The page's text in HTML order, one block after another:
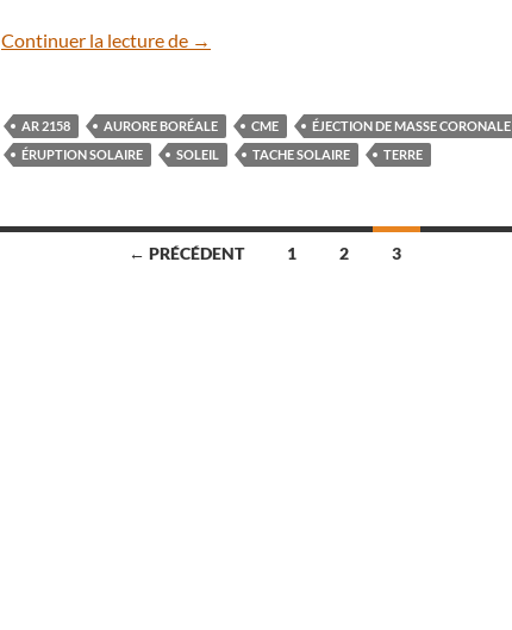
Continuer la lecture de éruption solaire du 10 septembre
→
AR 2158 AURORE BORÉALE CME
ÉJECTION DE MASSE CORONALE
ÉRUPTION SOLAIRE
SOLEIL TACHE SOLAIRE TERRE
← PRÉCÉDENT 1 2 3